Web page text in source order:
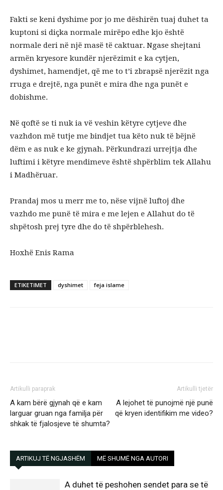
Fakti se keni dyshime por jo me dëshirën tuaj duhet ta
kuptoni si diçka normale mirëpo edhe kjo është
normale deri në një masë të caktuar. Ngase shejtani
armën kryesore kundër njerëzimit e ka cytjen,
dyshimet, hamendjet, që me to t’i zbrapsë njerëzit nga
rruga e drejtë, nga punët e mira dhe nga punët e
dobishme.
Në qoftë se ti nuk ia vë veshin këtyre cytjeve dhe
vazhdon më tutje me bindjet tua këto nuk të bëjnë
dëm e as nuk e ke gjynah. Përkundrazi urrejtja dhe
luftimi i këtyre mendimeve është shpërblim tek Allahu
i Madhëruar.
Prandaj mos u merr me to, nëse vijnë luftoj dhe
vazhdo me punë të mira e me lejen e Allahut do të
shpëtosh prej tyre dhe do të shpërblehesh.
Hoxhë Enis Rama
ETIKETIMET dyshimet feja islame
Artikulli paraprak
A kam bërë gjynah që e kam
larguar gruan nga familja për
shkak të fjalosjeve të shumta?
Artikulli tjetër
A lejohet të punojmë një punë
që kryen identifikim me video?
ARTIKUJ TË NGJASHËM MË SHUMË NGA AUTORI
A duhet të peshohen sendet para se të